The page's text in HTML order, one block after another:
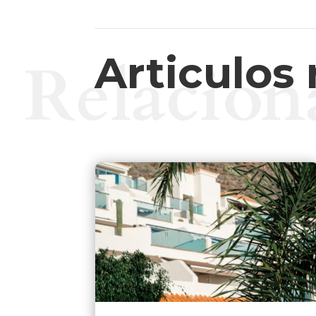
Articulos